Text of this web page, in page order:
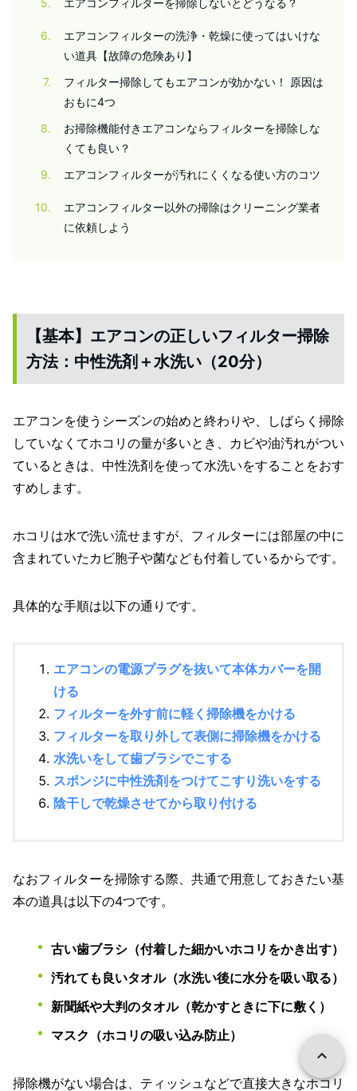
6
エアコンフィルターの洗浄・乾燥に使ってはいけな
い道具【故障の危険あり】
7
フィルター掃除してもエアコンが効かない！ 原因は
おもに4つ
8
お掃除機能付きエアコンならフィルターを掃除しな
くても良い？
9
エアコンフィルターが汚れにくくなる使い方のコツ
10
エアコンフィルター以外の掃除はクリーニング業者
に依頼しよう
【基本】エアコンの正しいフィルター掃除
方法：中性洗剤＋水洗い（20分）
エアコンを使うシーズンの始めと終わりや、しばらく掃除
していなくてホコリの量が多いとき、カビや油汚れがつい
ているときは、中性洗剤を使って水洗いをすることをおす
すめします。
ホコリは水で洗い流せますが、フィルターには部屋の中に
含まれていたカビ胞子や菌なども付着しているからです。
具体的な手順は以下の通りです。
エアコンの電源プラグを抜いて本体カバーを開
ける
フィルターを外す前に軽く掃除機をかける
フィルターを取り外して表側に掃除機をかける
水洗いをして歯ブラシでこする
スポンジに中性洗剤をつけてこすり洗いをする
陰干しで乾燥させてから取り付ける
なおフィルターを掃除する際、共通で用意しておきたい基
本の道具は以下の4つです。
古い歯ブラシ（付着した細かいホコリをかき出す）
汚れても良いタオル（水洗い後に水分を吸い取る）
新聞紙や大判のタオル（乾かすときに下に敷く）
マスク（ホコリの吸い込み防止）
掃除機がない場合は、ティッシュなどで直接大きなホコリ